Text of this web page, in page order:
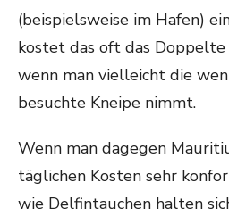
(beispielsweise im Hafen)
kostet das oft das Doppelte
wenn man vielleicht die
besuchte Kneipe nimmt.
Wenn man dagegen
täglichen Kosten sehr
wie Delfintauchen halten